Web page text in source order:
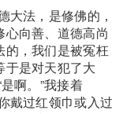
大法，是修佛的，
向善、道德高尚
的，我们是被冤枉
于是对天犯了大
啊。”我接着
戴过红领巾或入过